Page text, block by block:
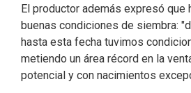
El productor además expresó que
buenas condiciones de siembra:
hasta esta fecha tuvimos
metiendo un área récord en la
potencial y con nacimientos